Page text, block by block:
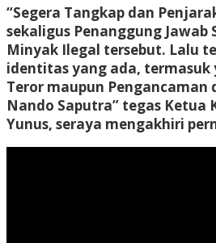
“Segera Tangkap dan
sekaligus Penanggung Jawab
Minyak Ilegal tersebut. Lalu
identitas yang ada, termasuk
Teror maupun Pengancaman
Nando Saputra” tegas Ketua
Yunus, seraya mengakhiri